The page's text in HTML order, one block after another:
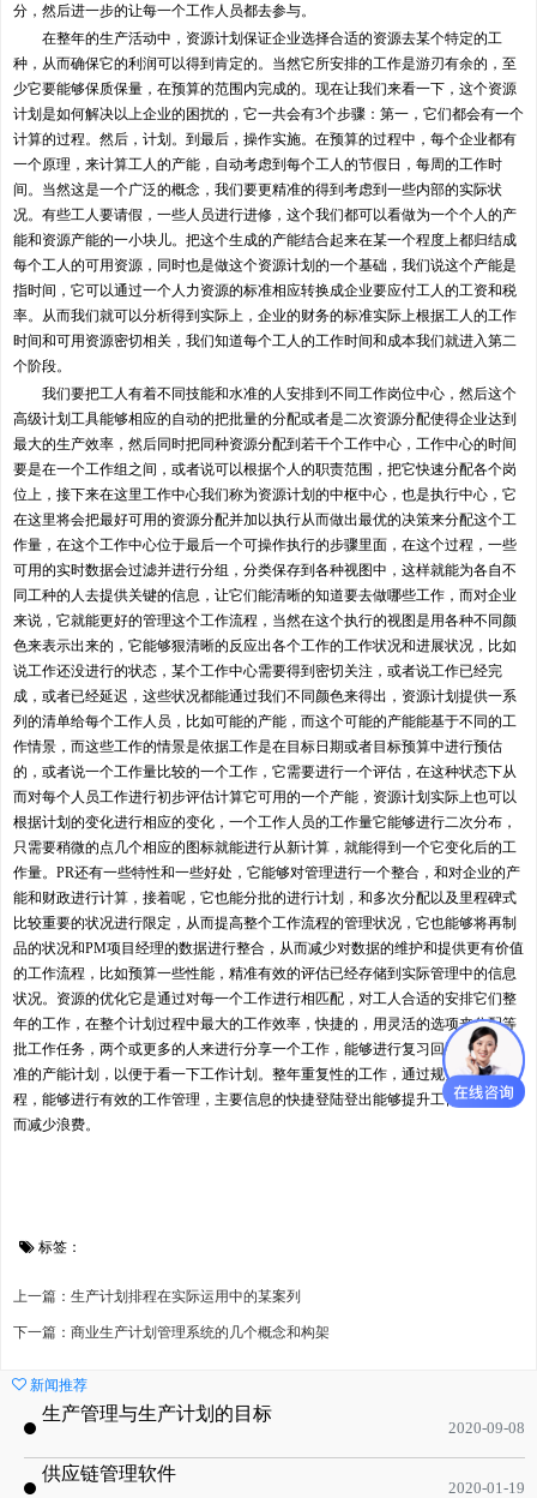
分，然后进一步的让每一个工作人员都去参与。
在整年的生产活动中，资源计划保证企业选择合适的资源去某个特定的工
种，从而确保它的利润可以得到肯定的。当然它所安排的工作是游刃有余的，至
少它要能够保质保量，在预算的范围内完成的。现在让我们来看一下，这个资源
计划是如何解决以上企业的困扰的，它一共会有3个步骤：第一，它们都会有一个
计算的过程。然后，计划。到最后，操作实施。在预算的过程中，每个企业都有
一个原理，来计算工人的产能，自动考虑到每个工人的节假日，每周的工作时
间。当然这是一个广泛的概念，我们要更精准的得到考虑到一些内部的实际状
况。有些工人要请假，一些人员进行进修，这个我们都可以看做为一个个人的产
能和资源产能的一小块儿。把这个生成的产能结合起来在某一个程度上都归结成
每个工人的可用资源，同时也是做这个资源计划的一个基础，我们说这个产能是
指时间，它可以通过一个人力资源的标准相应转换成企业要应付工人的工资和税
率。从而我们就可以分析得到实际上，企业的财务的标准实际上根据工人的工作
时间和可用资源密切相关，我们知道每个工人的工作时间和成本我们就进入第二
个阶段。
我们要把工人有着不同技能和水准的人安排到不同工作岗位中心，然后这个
高级计划工具能够相应的自动的把批量的分配或者是二次资源分配使得企业达到
最大的生产效率，然后同时把同种资源分配到若干个工作中心，工作中心的时间
要是在一个工作组之间，或者说可以根据个人的职责范围，把它快速分配各个岗
位上，接下来在这里工作中心我们称为资源计划的中枢中心，也是执行中心，它
在这里将会把最好可用的资源分配并加以执行从而做出最优的决策来分配这个工
作量，在这个工作中心位于最后一个可操作执行的步骤里面，在这个过程，一些
可用的实时数据会过滤并进行分组，分类保存到各种视图中，这样就能为各自不
同工种的人去提供关键的信息，让它们能清晰的知道要去做哪些工作，而对企业
来说，它就能更好的管理这个工作流程，当然在这个执行的视图是用各种不同颜
色来表示出来的，它能够狠清晰的反应出各个工作的工作状况和进展状况，比如
说工作还没进行的状态，某个工作中心需要得到密切关注，或者说工作已经完
成，或者已经延迟，这些状况都能通过我们不同颜色来得出，资源计划提供一系
列的清单给每个工作人员，比如可能的产能，而这个可能的产能能基于不同的工
作情景，而这些工作的情景是依据工作是在目标日期或者目标预算中进行预估
的，或者说一个工作量比较的一个工作，它需要进行一个评估，在这种状态下从
而对每个人员工作进行初步评估计算它可用的一个产能，资源计划实际上也可以
根据计划的变化进行相应的变化，一个工作人员的工作量它能够进行二次分布，
只需要稍微的点几个相应的图标就能进行从新计算，就能得到一个它变化后的工
作量。PR还有一些特性和一些好处，它能够对管理进行一个整合，和对企业的产
能和财政进行计算，接着呢，它也能分批的进行计划，和多次分配以及里程碑式
比较重要的状况进行限定，从而提高整个工作流程的管理状况，它也能够将再制
品的状况和PM项目经理的数据进行整合，从而减少对数据的维护和提供更有价值
的工作流程，比如预算一些性能，精准有效的评估已经存储到实际管理中的信息
状况。资源的优化它是通过对每一个工作进行相匹配，对工人合适的安排它们整
年的工作，在整个计划过程中最大的工作效率，快捷的，用灵活的选项来分配等
批工作任务，两个或更多的人来进行分享一个工作，能够进行复习回顾一下更精
准的产能计划，以便于看一下工作计划。整年重复性的工作，通过规范的工作流
程，能够进行有效的工作管理，主要信息的快捷登陆登出能够提升工作周转率从
而减少浪费。
标签：
上一篇：生产计划排程在实际运用中的某案列
下一篇：商业生产计划管理系统的几个概念和构架
新闻推荐
生产管理与生产计划的目标
2020-09-08
供应链管理软件
2020-01-19